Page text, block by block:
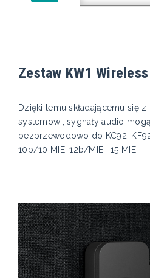
Zestaw KW1
Dzięki temu składającemu się
systemowi, sygnały audio
bezprzewodowo do KC92,
10b/10 MIE, 12b/MIE i 15 MIE.